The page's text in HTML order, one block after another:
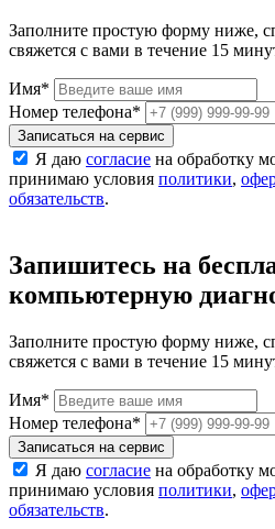
Заполните простую форму ниже,
свяжется с вами в течение 15
Имя*
Номер телефона*
Записаться на сервис
Я даю согласие на обработку
принимаю условия политики,
обязательств.
Запишитесь на
компьютерную
Заполните простую форму ниже,
свяжется с вами в течение 15
Имя*
Номер телефона*
Записаться на сервис
Я даю согласие на обработку
принимаю условия политики,
обязательств.